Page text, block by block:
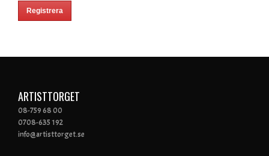
ARTISTTORGET
08-759 68 00
0708-635 192
info@artisttorget.se